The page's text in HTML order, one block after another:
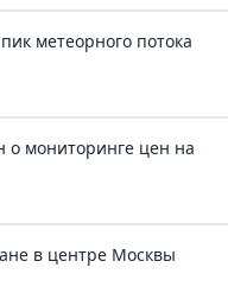
метеорного потока
о мониторинге цен на
в центре Москвы